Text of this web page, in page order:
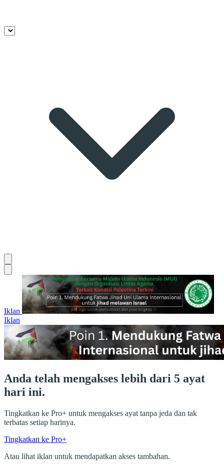
Iklan
Iklan
Anda telah mengakses lebih dari 5 ayat
hari ini.
Tingkatkan ke Pro+ untuk mengakses ayat tanpa jeda dan tak
terbatas setiap harinya.
Tingkatkan ke Pro+
Atau lihat iklan untuk mendapatkan akses tambahan.